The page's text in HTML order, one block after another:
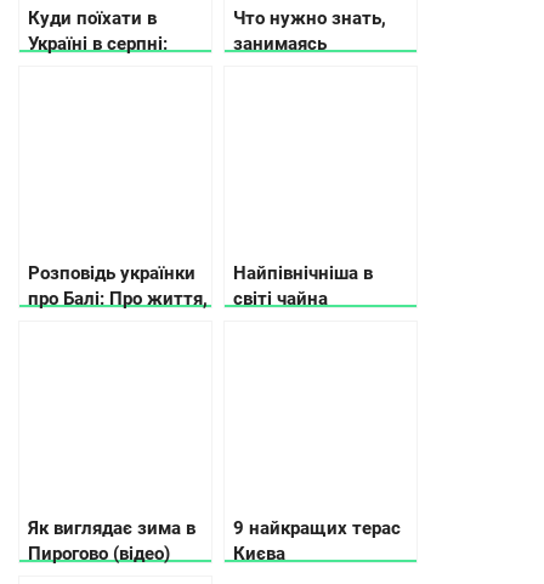
Куди поїхати в
Україні в серпні:
Что нужно знать,
занимаясь
Розповідь українки
про Балі: Про життя,
Найпівнічніша в
світі чайна
Як виглядає зима в
Пирогово (відео)
9 найкращих терас
Києва